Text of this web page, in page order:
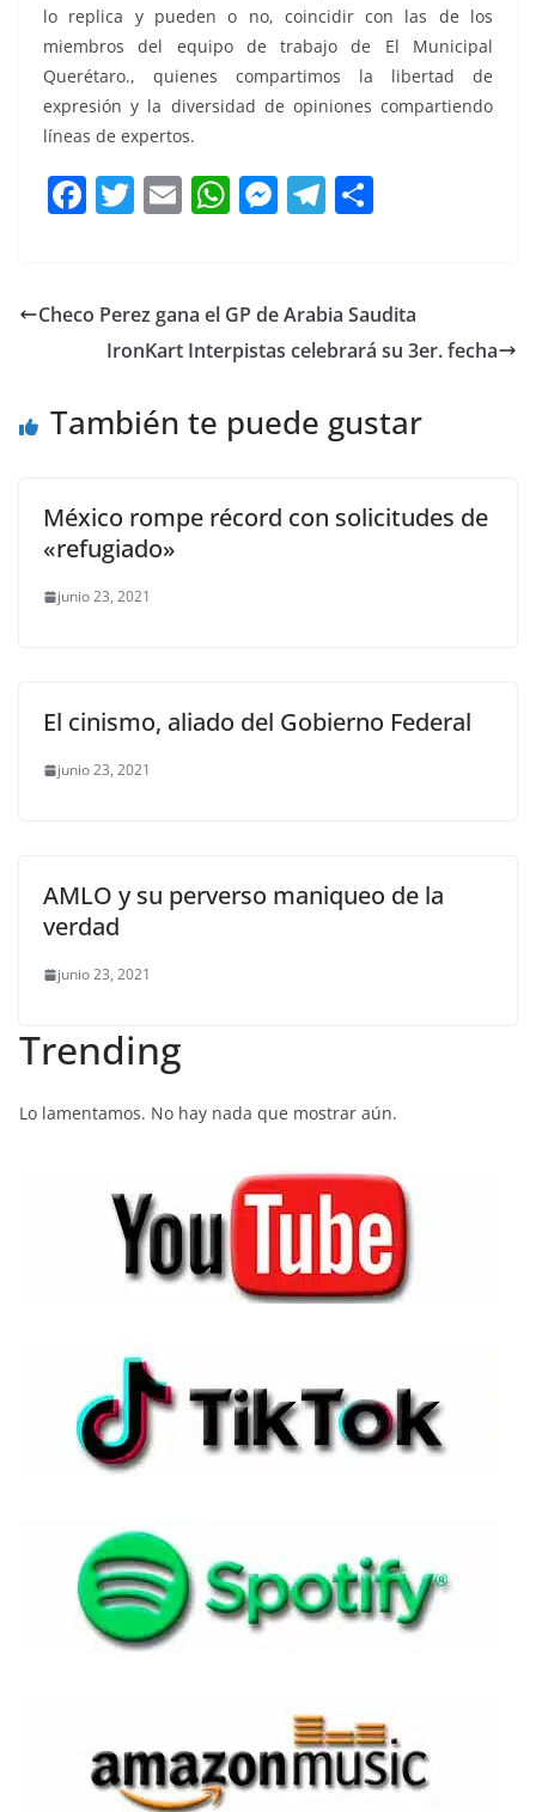
lo replica y pueden o no, coincidir con las de los
miembros del equipo de trabajo de El Municipal
Querétaro., quienes compartimos la libertad de
expresión y la diversidad de opiniones compartiendo
líneas de expertos.
F
e
b
o
T
er
E
l
W
s
A
p
M
e
n
er
T
gr
a
p
ar
Checo Perez gana el GP de Arabia Saudita
IronKart Interpistas celebrará su 3er. fecha
También te puede gustar
México rompe récord con solicitudes de
«refugiado»
junio 23, 2021
El cinismo, aliado del Gobierno Federal
junio 23, 2021
AMLO y su perverso maniqueo de la
verdad
junio 23, 2021
Trending
Lo lamentamos. No hay nada que mostrar aún.